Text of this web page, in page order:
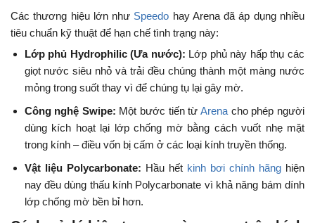
Các thương hiệu lớn như Speedo hay Arena đã áp dụng nhiều
tiêu chuẩn kỹ thuật để hạn chế tình trạng này:
Lớp phủ Hydrophilic (Ưa nước): Lớp phủ này hấp thụ các
giọt nước siêu nhỏ và trải đều chúng thành một màng nước
mỏng trong suốt thay vì để chúng tụ lại gây mờ.
Công nghệ Swipe: Một bước tiến từArena cho phép người
dùng kích hoạt lại lớp chống mờ bằng cách vuốt nhẹ mặt
trong kính – điều vốn bị cấm ở các loại kính truyền thống.
Vật liệu Polycarbonate: Hầu hết kinh bơi chính hãnghiện
nay đều dùng thấu kính Polycarbonate vì khả năng bám dính
lớp chống mờ bền bỉ hơn.